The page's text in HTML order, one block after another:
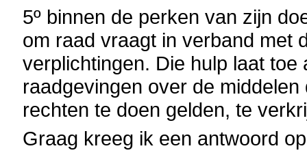
5º binnen de perken van zijn
om raad vraagt in verband met
verplichtingen. Die hulp laat
raadgevingen over de
rechten te doen gelden, te
Graag kreeg ik een antwoord